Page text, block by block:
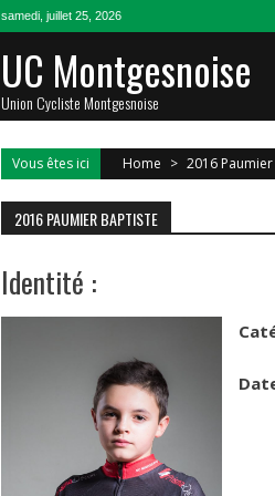
samedi, juillet 25, 2026
UC Montgesnoise
Union Cycliste Montgesnoise
Vous êtes ici Home > 2016
2016 PAUMIER BAPTISTE
Identité :